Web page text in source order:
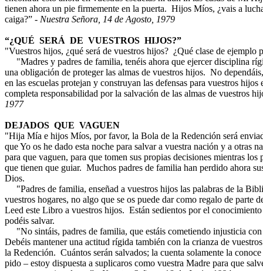
tienen ahora un pie firmemente en la puerta. Hijos Míos, ¿vais a
caiga?” - Nuestra Señora, 14 de Agosto, 1979
“¿QUÉ SERÁ DE VUESTROS HIJOS?”
"Vuestros hijos, ¿qué será de vuestros hijos? ¿Qué clase de ejemplo
"Madres y padres de familia, tenéis ahora que ejercer disciplina
una obligación de proteger las almas de vuestros hijos. No
en las escuelas protejan y construyan las defensas para vuestros
completa responsabilidad por la salvación de las almas de vuestros
1977
DEJADOS QUE VAGUEN
"Hija Mía e hijos Míos, por favor, la Bola de la Redención será
que Yo os he dado esta noche para salvar a vuestra nación y a otras
para que vaguen, para que tomen sus propias decisiones mientras
que tienen que guiar. Muchos padres de familia han perdido ahora
Dios.
"Padres de familia, enseñad a vuestros hijos las palabras de la
vuestros hogares, no algo que se os puede dar como regalo de
Leed este Libro a vuestros hijos. Están sedientos por el
podéis salvar.
"No sintáis, padres de familia, que estáis cometiendo injusticia
Debéis mantener una actitud rígida también con la crianza de
la Redención. Cuántos serán salvados; la cuenta solamente la
pido – estoy dispuesta a suplicaros como vuestra Madre para que